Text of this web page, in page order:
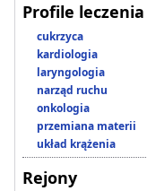
Profile leczenia
cukrzyca
kardiologia
laryngologia
narząd ruchu
onkologia
przemiana materii
układ krążenia
Rejony